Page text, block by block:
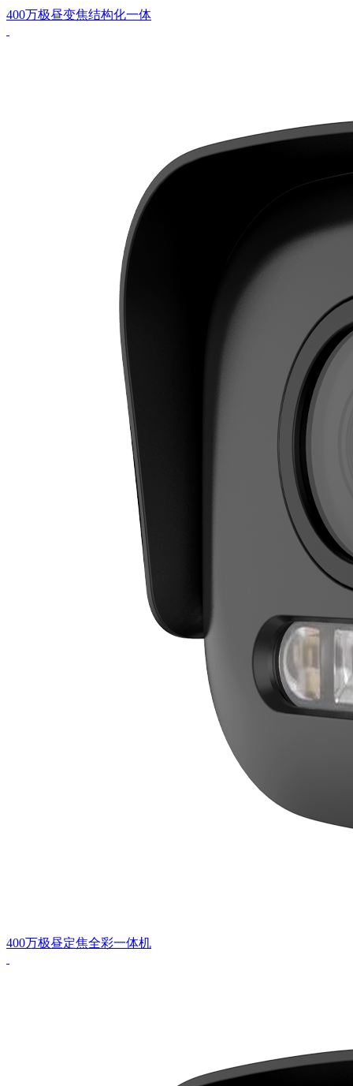
400万极昼变焦结构化一体
400万极昼定焦全彩一体机